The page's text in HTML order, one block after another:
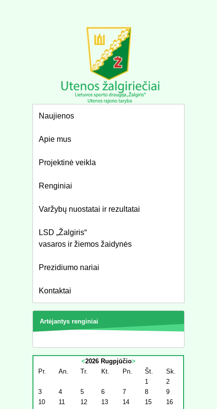
Naujienos
Apie mus
Projektinė veikla
Renginiai
Varžybų nuostatai ir rezultatai
LSD „Žalgiris“
vasaros ir žiemos žaidynės
Prezidiumo nariai
Kontaktai
Artėjantys renginiai
<2026 Rugpjūčio>
Pr.
An. Tr. Kt. Pn. Št.
Sk.
1
2
3
4 5 6 7 8
9
10
11 12 13 14 15
16